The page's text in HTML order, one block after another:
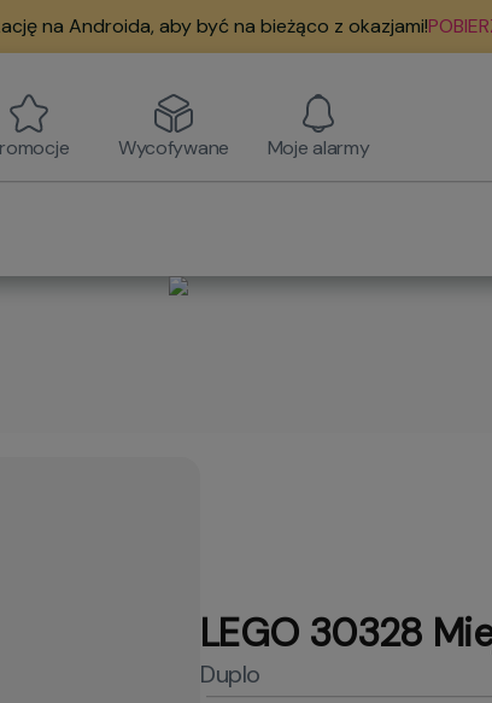
na Androida, aby być na bieżąco z okazjami!
Wycofywane Moje alarmy
LEGO 30328
Duplo